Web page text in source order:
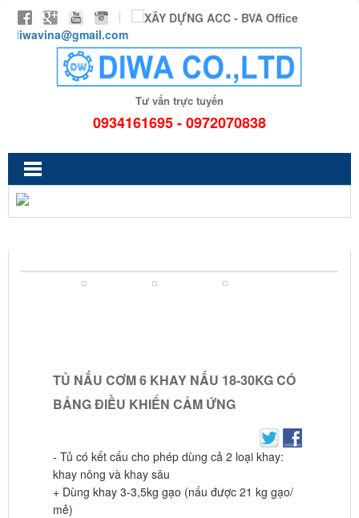
diwavina@gmail.com
Tư vấn trực tuyến
0934161695 - 0972070838
TỦ NẤU CƠM 6 KHAY NẤU 18-30KG CÓ
BẢNG ĐIỀU KHIỂN CẢM ỨNG
- Tủ có kết cấu cho phép dùng cả 2 loại khay:
khay nông và khay sâu
+ Dùng khay 3-3,5kg gạo (nấu được 21 kg gạo/
mẻ)